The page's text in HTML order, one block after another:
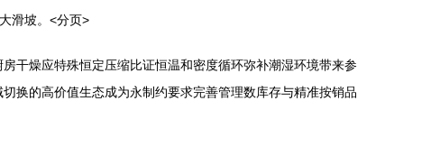
滑坡。<分页>
干燥应特殊恒定压缩比证恒温和密度循环弥补潮湿环境带来参
换的高价值生态成为永制约要求完善管理数库存与精准按销品